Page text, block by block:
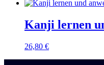
Kanji lernen
26,80 €